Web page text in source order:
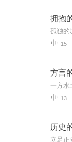
拥抱
孤独的
15
方言
13
历史